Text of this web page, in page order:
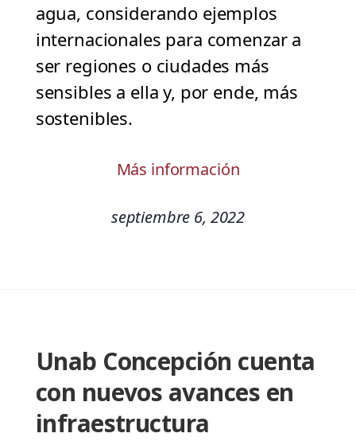
agua, considerando ejemplos
internacionales para comenzar a
ser regiones o ciudades más
sensibles a ella y, por ende, más
sostenibles.
Más información
septiembre 6, 2022
Unab Concepción cuenta
con nuevos avances en
infraestructura